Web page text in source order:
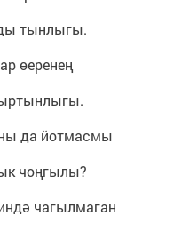
тынлыгы.
өеренең
да йотмасмы
чоңгылы?
чагылмаган